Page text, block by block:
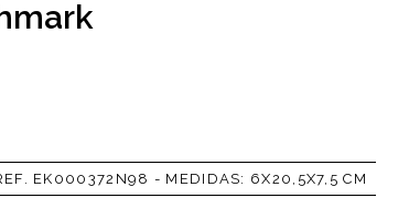
EK000372N98 - MEDIDAS: 6X20,5X7,5 CM